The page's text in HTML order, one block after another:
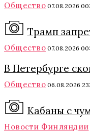
Общество 07.08.2026
Трамп
Общество 07.08.2026
В Петербурге
Общество 06.08.2026
Кабаны с
Новости Финляндии